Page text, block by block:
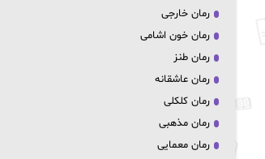
رمان خارجی
رمان خون اشامی
رمان طنز
رمان عاشقانه
رمان کلکلی
رمان مذهبی
رمان معمایی